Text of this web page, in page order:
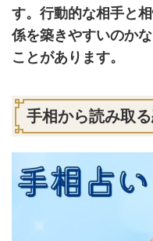
す。行動的な相手と
係を築きやすいのか
ことがあります。
手相から読み取